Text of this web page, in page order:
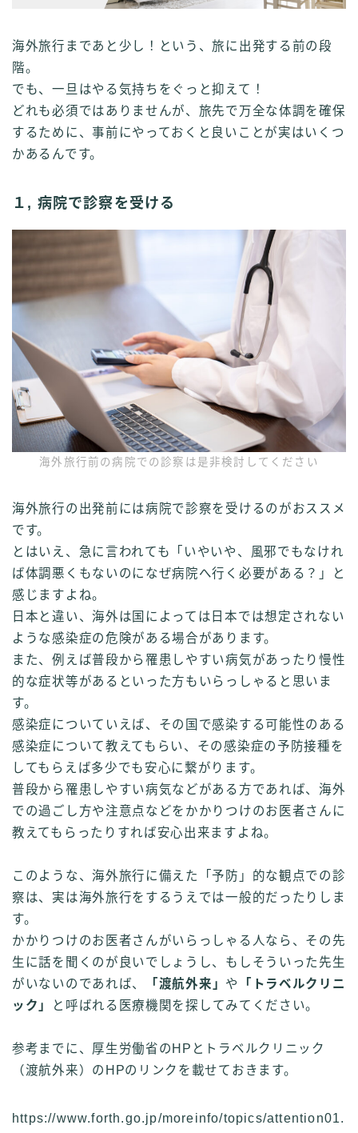
海外旅行まであと少し！という、旅に出発する前の段
階。
でも、一旦はやる気持ちをぐっと抑えて！
どれも必須ではありませんが、旅先で万全な体調を確保
するために、事前にやっておくと良いことが実はいくつ
かあるんです。
１, 病院で診察を受ける
海外旅行前の病院での診察は是非検討してください
海外旅行の出発前には病院で診察を受けるのがおススメ
です。
とはいえ、急に言われても「いやいや、風邪でもなけれ
ば体調悪くもないのになぜ病院へ行く必要がある？」と
感じますよね。
日本と違い、海外は国によっては日本では想定されない
ような感染症の危険がある場合があります。
また、例えば普段から罹患しやすい病気があったり慢性
的な症状等があるといった方もいらっしゃると思いま
す。
感染症についていえば、その国で感染する可能性のある
感染症について教えてもらい、その感染症の予防接種を
してもらえば多少でも安心に繋がります。
普段から罹患しやすい病気などがある方であれば、海外
での過ごし方や注意点などをかかりつけのお医者さんに
教えてもらったりすれば安心出来ますよね。
このような、海外旅行に備えた「予防」的な観点での診
察は、実は海外旅行をするうえでは一般的だったりしま
す。
かかりつけのお医者さんがいらっしゃる人なら、その先
生に話を聞くのが良いでしょうし、もしそういった先生
がいないのであれば、
「渡航外来」 や
「トラベルクリニ
ック」
と呼ばれる医療機関を探してみてください。
参考までに、厚生労働省のHPとトラベルクリニック
（渡航外来）のHPのリンクを載せておきます。
https://www.forth.go.jp/moreinfo/topics/attention01.